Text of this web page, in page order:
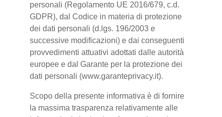
personali (Regolamento UE 2016/679, c.d.
GDPR), dal Codice in materia di protezione
dei dati personali (d.lgs. 196/2003 e
successive modificazioni) e dai conseguenti
provvedimenti attuativi adottati dalle autorità
europee e dal Garante per la protezione dei
dati personali (www.garanteprivacy.it).
Scopo della presente informativa è di fornire
la massima trasparenza relativamente alle